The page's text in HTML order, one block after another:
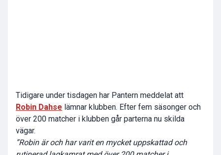
Tidigare under tisdagen har Pantern meddelat att
Robin Dahse lämnar klubben. Efter fem säsonger och
över 200 matcher i klubben går parterna nu skilda
vägar.
”Robin är och har varit en mycket uppskattad och